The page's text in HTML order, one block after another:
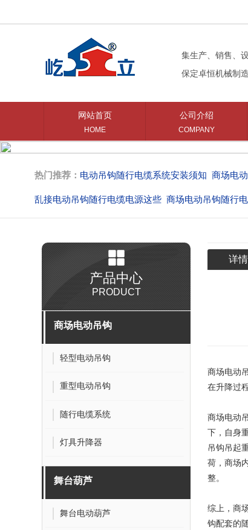
集生产、销售、
保定卓恒机械制
网站首页
HOME
公司介绍
COMPANY
热门推荐： 电动吊钩随行电缆系统安装须知 商场电
乱接电动吊钩随行电缆电源这些 商场电动吊钩随行
产品中心
PRODUCT
商场电动吊钩
轻型电动吊钩
重型电动吊钩
随行电缆系统
灯具升降器
舞台葫芦
舞台电动葫芦
详
商场电动
在升降过
商场电动
下，自身
吊钩吊起
荷，商场
整。
综上，商
钩配套的